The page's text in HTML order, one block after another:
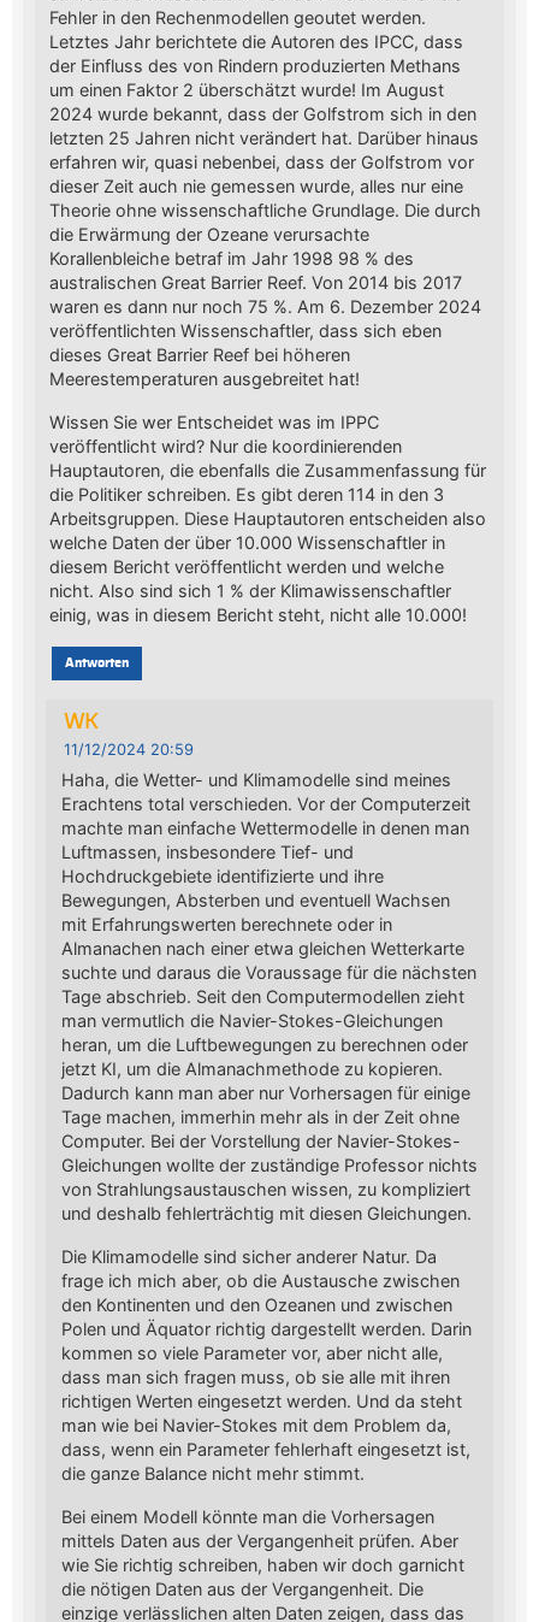
Fehler in den Rechenmodellen geoutet werden.
Letztes Jahr berichtete die Autoren des IPCC, dass
der Einfluss des von Rindern produzierten Methans
um einen Faktor 2 überschätzt wurde! Im August
2024 wurde bekannt, dass der Golfstrom sich in den
letzten 25 Jahren nicht verändert hat. Darüber hinaus
erfahren wir, quasi nebenbei, dass der Golfstrom vor
dieser Zeit auch nie gemessen wurde, alles nur eine
Theorie ohne wissenschaftliche Grundlage. Die durch
die Erwärmung der Ozeane verursachte
Korallenbleiche betraf im Jahr 1998 98 % des
australischen Great Barrier Reef. Von 2014 bis 2017
waren es dann nur noch 75 %. Am 6. Dezember 2024
veröffentlichten Wissenschaftler, dass sich eben
dieses Great Barrier Reef bei höheren
Meerestemperaturen ausgebreitet hat!
Wissen Sie wer Entscheidet was im IPPC
veröffentlicht wird? Nur die koordinierenden
Hauptautoren, die ebenfalls die Zusammenfassung für
die Politiker schreiben. Es gibt deren 114 in den 3
Arbeitsgruppen. Diese Hauptautoren entscheiden also
welche Daten der über 10.000 Wissenschaftler in
diesem Bericht veröffentlicht werden und welche
nicht. Also sind sich 1 % der Klimawissenschaftler
einig, was in diesem Bericht steht, nicht alle 10.000!
Antworten
WK
11/12/2024 20:59
Haha, die Wetter- und Klimamodelle sind meines
Erachtens total verschieden. Vor der Computerzeit
machte man einfache Wettermodelle in denen man
Luftmassen, insbesondere Tief- und
Hochdruckgebiete identifizierte und ihre
Bewegungen, Absterben und eventuell Wachsen
mit Erfahrungswerten berechnete oder in
Almanachen nach einer etwa gleichen Wetterkarte
suchte und daraus die Voraussage für die nächsten
Tage abschrieb. Seit den Computermodellen zieht
man vermutlich die Navier-Stokes-Gleichungen
heran, um die Luftbewegungen zu berechnen oder
jetzt KI, um die Almanachmethode zu kopieren.
Dadurch kann man aber nur Vorhersagen für einige
Tage machen, immerhin mehr als in der Zeit ohne
Computer. Bei der Vorstellung der Navier-Stokes-
Gleichungen wollte der zuständige Professor nichts
von Strahlungsaustauschen wissen, zu kompliziert
und deshalb fehlerträchtig mit diesen Gleichungen.
Die Klimamodelle sind sicher anderer Natur. Da
frage ich mich aber, ob die Austausche zwischen
den Kontinenten und den Ozeanen und zwischen
Polen und Äquator richtig dargestellt werden. Darin
kommen so viele Parameter vor, aber nicht alle,
dass man sich fragen muss, ob sie alle mit ihren
richtigen Werten eingesetzt werden. Und da steht
man wie bei Navier-Stokes mit dem Problem da,
dass, wenn ein Parameter fehlerhaft eingesetzt ist,
die ganze Balance nicht mehr stimmt.
Bei einem Modell könnte man die Vorhersagen
mittels Daten aus der Vergangenheit prüfen. Aber
wie Sie richtig schreiben, haben wir doch garnicht
die nötigen Daten aus der Vergangenheit. Die
einzige verlässlichen alten Daten zeigen, dass das